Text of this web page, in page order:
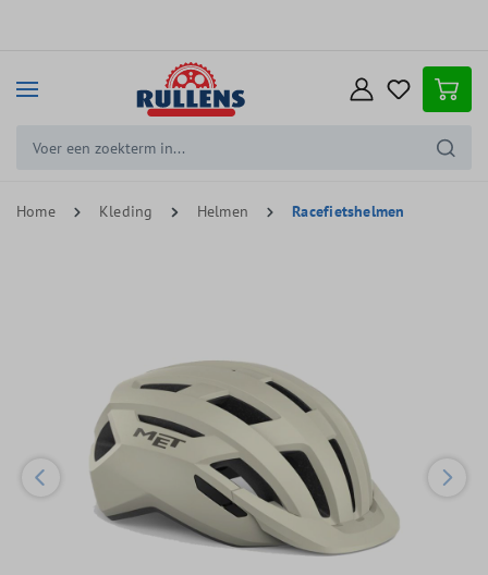
Home Kleding Helmen Racefietshelmen